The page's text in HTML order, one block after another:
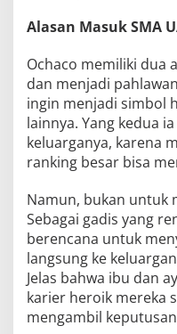
Alasan Masuk SMA
Ochaco memiliki dua
dan menjadi
ingin menjadi simbol
lainnya. Yang kedua
keluarganya, karena
ranking besar bisa
Namun, bukan untuk
Sebagai gadis yang
berencana untuk
langsung ke
Jelas bahwa ibu dan
karier heroik mereka
mengambil